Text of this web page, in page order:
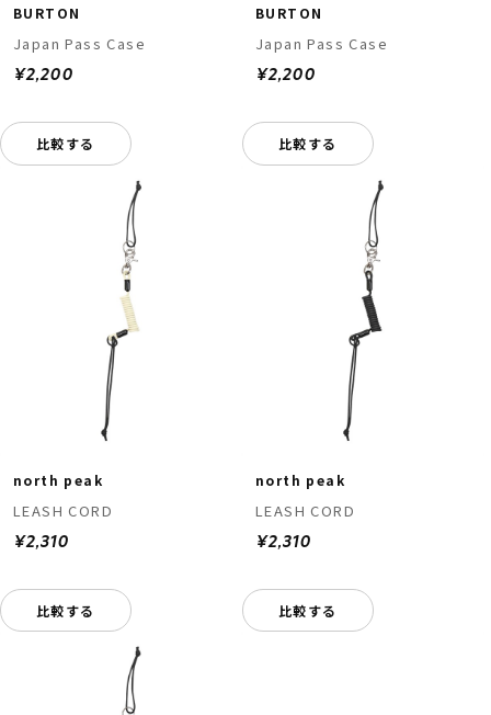
BURTON
Japan Pass Case
¥2,200
比較する
BURTON
Japan Pass Case
¥2,200
比較する
north peak
LEASH CORD
¥2,310
比較する
north peak
LEASH CORD
¥2,310
比較する